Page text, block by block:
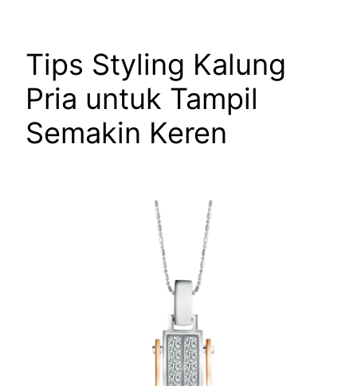
Tips Styling Kalung
Pria untuk Tampil
Semakin Keren